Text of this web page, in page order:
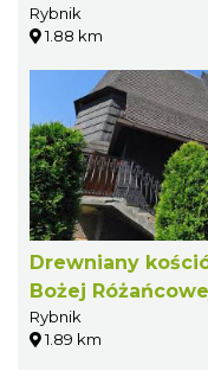
Rybnik
1.88 km
Drewniany
Bożej
Rybnik
1.89 km